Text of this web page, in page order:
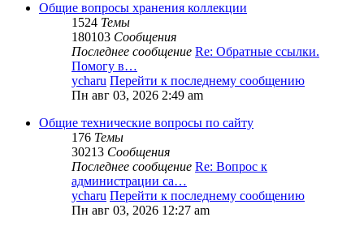
Общие вопросы хранения коллекции
1524 Темы
180103 Сообщения
Последнее сообщение Re: Обратные ссылки.
Помогу в…
ycharu Перейти к последнему сообщению
Пн авг 03, 2026 2:49 am
Общие технические вопросы по сайту
176 Темы
30213 Сообщения
Последнее сообщение Re: Вопрос к
администрации са…
ycharu Перейти к последнему сообщению
Пн авг 03, 2026 12:27 am